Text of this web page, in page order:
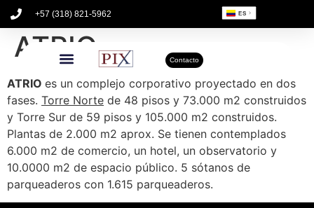
+57 (318) 821-5962 ES
Contacto
ATRIO
ATRIO es un complejo corporativo proyectado en dos
fases. Torre Norte de 48 pisos y 73.000 m2 construidos
y Torre Sur de 59 pisos y 105.000 m2 construidos.
Plantas de 2.000 m2 aprox. Se tienen contemplados
6.000 m2 de comercio, un hotel, un observatorio y
10.0000 m2 de espacio público. 5 sótanos de
parqueaderos con 1.615 parqueaderos.